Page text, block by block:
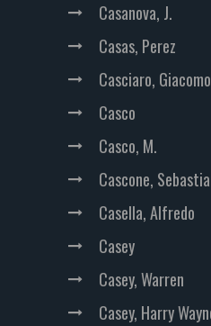
Casanova, J.
Casas, Perez
Casciaro,
Casco
Casco, M.
Cascone,
Casella, Alfredo
Casey
Casey, Warren
Casey, Harry